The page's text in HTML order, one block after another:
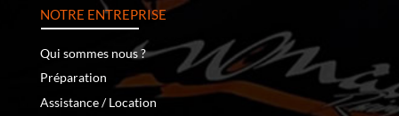
NOTRE ENTREPRISE
Qui sommes nous ?
Préparation
Assistance / Location